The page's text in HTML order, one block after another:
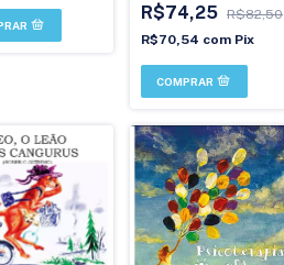
R$74,25 R$82,50
R$70,54 com Pix